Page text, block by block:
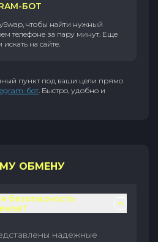
БОТ
чтобы найти нужный
телефоне за пару минут. Еще
на сайте.
пункт под ваши цели прямо
бот. Быстро, удобно и
ОБМЕНУ
безопасность
надежные